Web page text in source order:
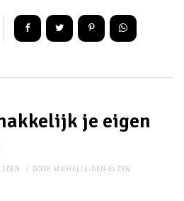
je eigen
DOOR MICHELLE-DEN-ELZEN